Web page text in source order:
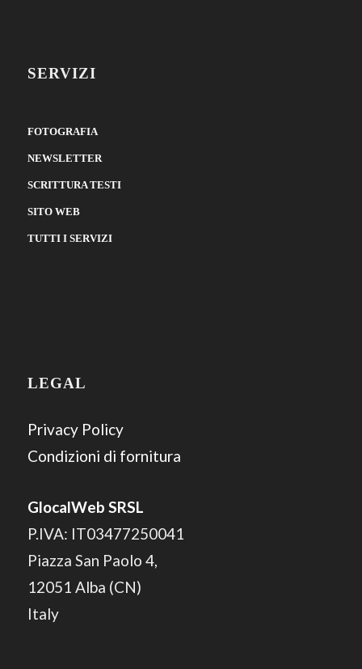
SERVIZI
FOTOGRAFIA
NEWSLETTER
SCRITTURA TESTI
SITO WEB
TUTTI I SERVIZI
LEGAL
Privacy Policy
Condizioni di fornitura
GlocalWeb SRSL
P.IVA: IT03477250041
Piazza San Paolo 4,
12051 Alba (CN)
Italy